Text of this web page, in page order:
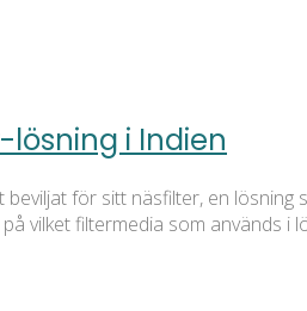
i Indien
för sitt näsfilter, en
vilket filtermedia som används